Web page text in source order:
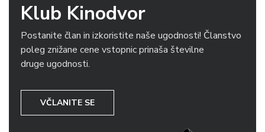
Klub Kinodvor
Postanite član in izkoristite naše ugodnosti! Članstvo
poleg znižane cene vstopnic prinaša številne
druge ugodnosti.
VČLANITE SE